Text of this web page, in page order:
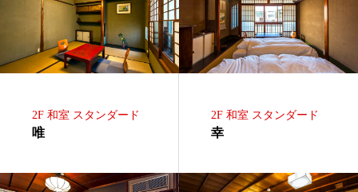
2F 和室 スタンダード
唯
2F 和室 スタンダード
幸